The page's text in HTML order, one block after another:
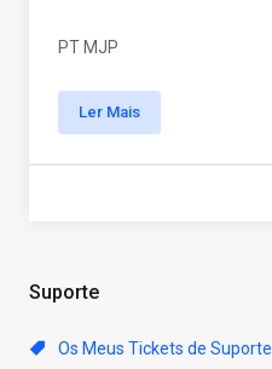
Suporte
Os Meus Tickets de Suporte
PT MJP
Ler Mais